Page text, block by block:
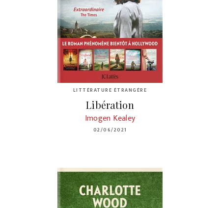
LITTÉRATURE ÉTRANGÈRE
Libération
Imogen Kealey
02/06/2021